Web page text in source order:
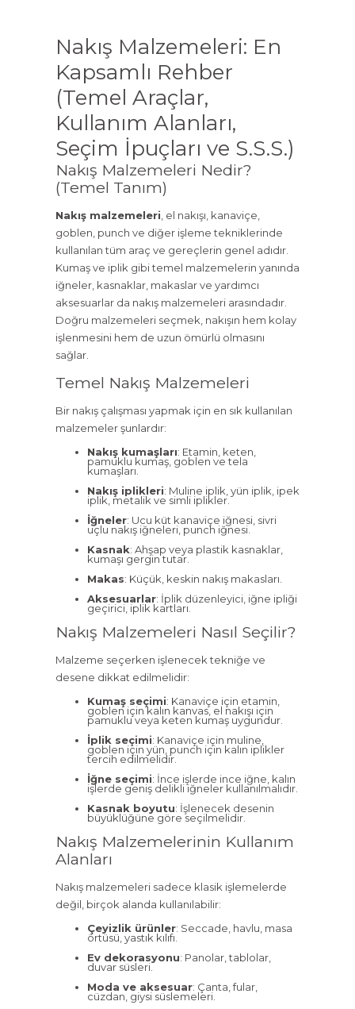
Nakış Malzemeleri: En
Kapsamlı Rehber
(Temel Araçlar,
Kullanım Alanları,
Seçim İpuçları ve S.S.S.)
Nakış Malzemeleri Nedir?
(Temel Tanım)
Nakış malzemeleri , el nakışı, kanaviçe,
goblen, punch ve diğer işleme tekniklerinde
kullanılan tüm araç ve gereçlerin genel adıdır.
Kumaş ve iplik gibi temel malzemelerin yanında
iğneler, kasnaklar, makaslar ve yardımcı
aksesuarlar da nakış malzemeleri arasındadır.
Doğru malzemeleri seçmek, nakışın hem kolay
işlenmesini hem de uzun ömürlü olmasını
sağlar.
Temel Nakış Malzemeleri
Bir nakış çalışması yapmak için en sık kullanılan
malzemeler şunlardır:
Nakış kumaşları: Etamin, keten,
pamuklu kumaş, goblen ve tela
kumaşları.
Nakış iplikleri: Muline iplik, yün iplik, ipek
iplik, metalik ve simli iplikler.
İğneler: Ucu küt kanaviçe iğnesi, sivri
uçlu nakış iğneleri, punch iğnesi.
Kasnak: Ahşap veya plastik kasnaklar,
kumaşı gergin tutar.
Makas: Küçük, keskin nakış makasları.
Aksesuarlar: İplik düzenleyici, iğne ipliği
geçirici, iplik kartları.
Nakış Malzemeleri Nasıl Seçilir?
Malzeme seçerken işlenecek tekniğe ve
desene dikkat edilmelidir:
Kumaş seçimi: Kanaviçe için etamin,
goblen için kalın kanvas, el nakışı için
pamuklu veya keten kumaş uygundur.
İplik seçimi: Kanaviçe için muline,
goblen için yün, punch için kalın iplikler
tercih edilmelidir.
İğne seçimi: İnce işlerde ince iğne, kalın
işlerde geniş delikli iğneler kullanılmalıdır.
Kasnak boyutu: İşlenecek desenin
büyüklüğüne göre seçilmelidir.
Nakış Malzemelerinin Kullanım
Alanları
Nakış malzemeleri sadece klasik işlemelerde
değil, birçok alanda kullanılabilir:
Çeyizlik ürünler: Seccade, havlu, masa
örtüsü, yastık kılıfı.
Ev dekorasyonu: Panolar, tablolar,
duvar süsleri.
Moda ve aksesuar: Çanta, fular,
cüzdan, giysi süslemeleri.